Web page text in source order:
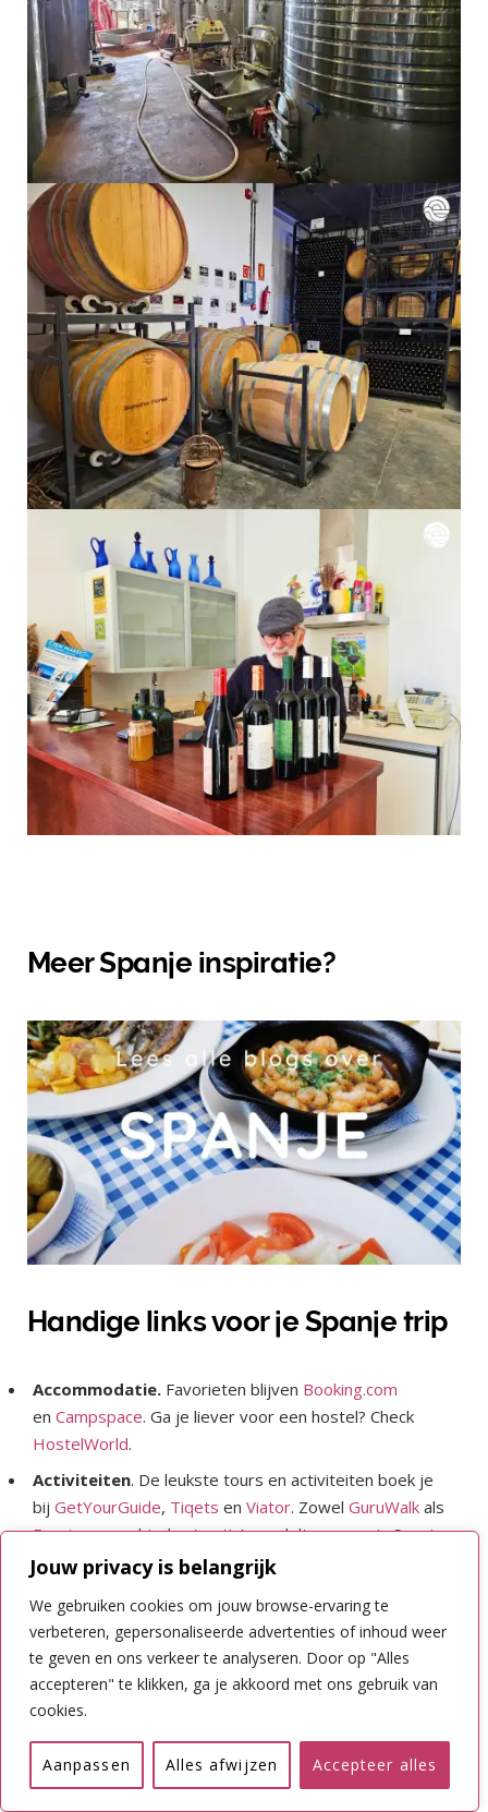
Jouw privacy is belangrijk
We gebruiken cookies om jouw browse-ervaring te
verbeteren, gepersonaliseerde advertenties of inhoud weer
te geven en ons verkeer te analyseren. Door op "Alles
accepteren" te klikken, ga je akkoord met ons gebruik van
cookies.
Aanpassen Alles afwijzen Accepteer alles
Meer Spanje inspiratie?
Handige links voor je Spanje trip
Accommodatie. Favorieten blijven Booking.com
en Campspace. Ga je liever voor een hostel? Check
HostelWorld.
Activiteiten. De leukste tours en activiteiten boek je
bij GetYourGuide, Tiqets en Viator. Zowel GuruWalk als
Freetour.combieden ‘gratis’ wandeltours aan in Spanje
en voor fietstours moet je bijBaja Bikes
Autohuur.
Ik huur het liefst bij en
Sunny
Carsvanwege hun all-inclusive / worry-free aanbod. Als
je meer prijzen wilt vergelijken, kun je bijDiscover Cars
terecht.
Boot.Je kunt vanaf onder andere Barcelona met de
boot naar de Balearen, of pak een ferry tussen de
eilanden. Bekijk opties bijDirect Ferries.